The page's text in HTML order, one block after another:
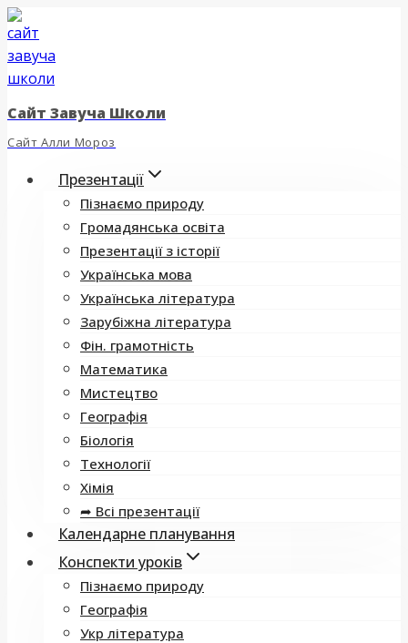
Перейти
до
вмісту
Сайт Завуча Школи
Сайт Алли Мороз
Презентації
Пізнаємо природу
Громадянська освіта
Презентації з історії
Українська мова
Українська література
Зарубіжна література
Фін. грамотність
Математика
Мистецтво
Географія
Біологія
Технології
Хімія
➦ Всі презентації
Календарне планування
Конспекти уроків
Пізнаємо природу
Географія
Укр література